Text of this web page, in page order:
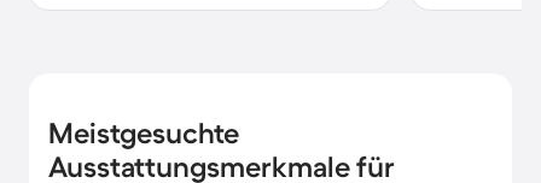
Meistgesuchte
Ausstattungsmerkmale für